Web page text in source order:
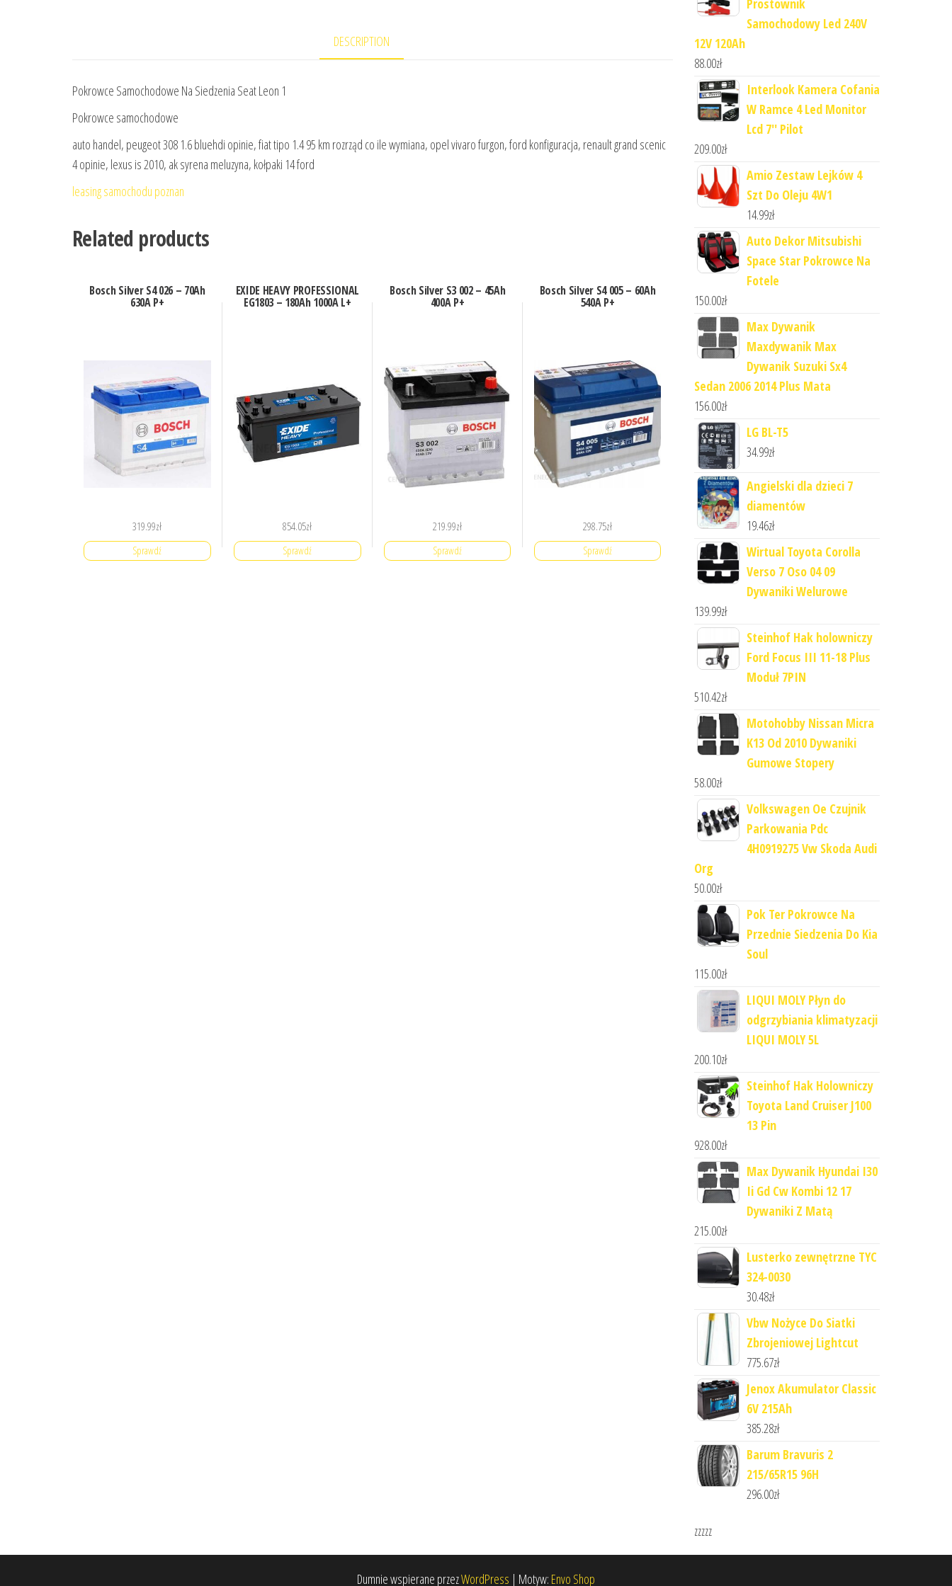
DESCRIPTION
Pokrowce Samochodowe Na Siedzenia Seat Leon 1
Pokrowce samochodowe
auto handel, peugeot 308 1.6 bluehdi opinie, fiat tipo 1.4 95 km rozrząd co ile wymiana, opel vivaro furgon, ford konfiguracja, renault grand scenic
4 opinie, lexus is 2010, ak syrena meluzyna, kołpaki 14 ford
leasing samochodu poznan
Related products
Bosch Silver S4 026 – 70Ah
630A P+
319.99zł
Sprawdź
EXIDE HEAVY PROFESSIONAL
EG1803 – 180Ah 1000A L+
854.05zł
Sprawdź
Bosch Silver S3 002 – 45Ah
400A P+
219.99zł
Sprawdź
Bosch Silver S4 005 – 60Ah
540A P+
298.75zł
Sprawdź
Prostownik
Samochodowy Led 240V
12V 120Ah
88.00zł
Interlook Kamera Cofania
W Ramce 4 Led Monitor
Lcd 7'' Pilot
209.00zł
Amio Zestaw Lejków 4
Szt Do Oleju 4W1
14.99zł
Auto Dekor Mitsubishi
Space Star Pokrowce Na
Fotele
150.00zł
Max Dywanik
Maxdywanik Max
Dywanik Suzuki Sx4
Sedan 2006 2014 Plus Mata
156.00zł
LG BL-T5
34.99zł
Angielski dla dzieci 7
diamentów
19.46zł
Wirtual Toyota Corolla
Verso 7 Oso 04 09
Dywaniki Welurowe
139.99zł
Steinhof Hak holowniczy
Ford Focus III 11-18 Plus
Moduł 7PIN
510.42zł
Motohobby Nissan Micra
K13 Od 2010 Dywaniki
Gumowe Stopery
58.00zł
Volkswagen Oe Czujnik
Parkowania Pdc
4H0919275 Vw Skoda Audi
Org
50.00zł
Pok Ter Pokrowce Na
Przednie Siedzenia Do Kia
Soul
115.00zł
LIQUI MOLY Płyn do
odgrzybiania klimatyzacji
LIQUI MOLY 5L
200.10zł
Steinhof Hak Holowniczy
Toyota Land Cruiser J100
13 Pin
928.00zł
Max Dywanik Hyundai I30
Ii Gd Cw Kombi 12 17
Dywaniki Z Matą
215.00zł
Lusterko zewnętrzne TYC
324-0030
30.48zł
Vbw Nożyce Do Siatki
Zbrojeniowej Lightcut
775.67zł
Jenox Akumulator Classic
6V 215Ah
385.28zł
Barum Bravuris 2
215/65R15 96H
296.00zł
zzzzz
Dumnie wspierane przezWordPress | Motyw: Envo Shop